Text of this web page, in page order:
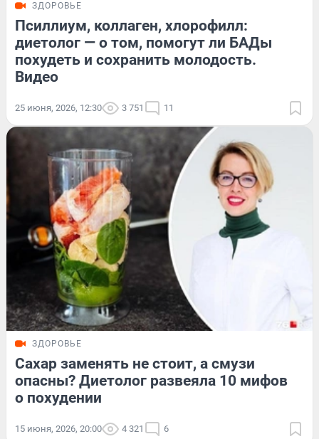
ЗДОРОВЬЕ
Псиллиум, коллаген, хлорофилл:
диетолог — о том, помогут ли БАДы
похудеть и сохранить молодость.
Видео
25 июня, 2026, 12:30 3 751 11
ЗДОРОВЬЕ
Сахар заменять не стоит, а смузи
опасны? Диетолог развеяла 10 мифов
о похудении
15 июня, 2026, 20:00 4 321 6